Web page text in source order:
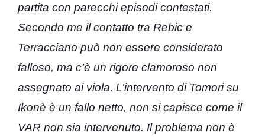
partita con parecchi episodi contestati.
Secondo me il contatto tra Rebic e
Terracciano può non essere considerato
falloso, ma c’è un rigore clamoroso non
assegnato ai viola. L’intervento di Tomori su
Ikonè è un fallo netto, non si capisce come il
VAR non sia intervenuto. Il problema non è